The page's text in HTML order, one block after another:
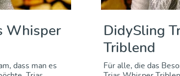
Whisper
dass man es
DidySling
Triblend
Für alle, die das